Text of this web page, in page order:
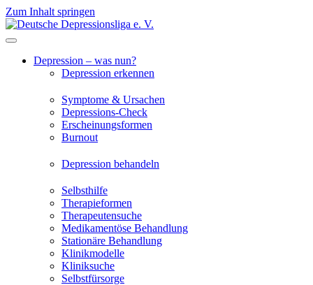
Zum Inhalt springen
Depression – was nun?
Depression erkennen
Symptome & Ursachen
Depressions-Check
Erscheinungsformen
Burnout
Depression behandeln
Selbsthilfe
Therapieformen
Therapeutensuche
Medikamentöse Behandlung
Stationäre Behandlung
Klinikmodelle
Kliniksuche
Selbstfürsorge